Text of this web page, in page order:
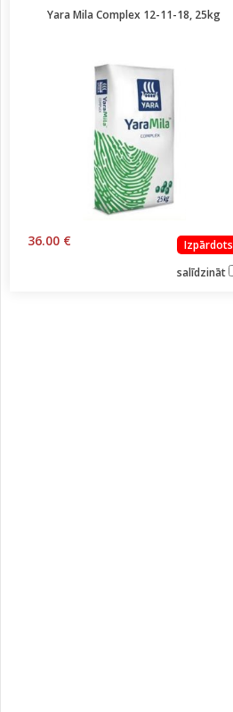
Yara Mila Complex 12-11-18, 25kg
36.00 €
Izpārdots
salīdzināt